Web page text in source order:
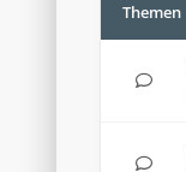
Themen